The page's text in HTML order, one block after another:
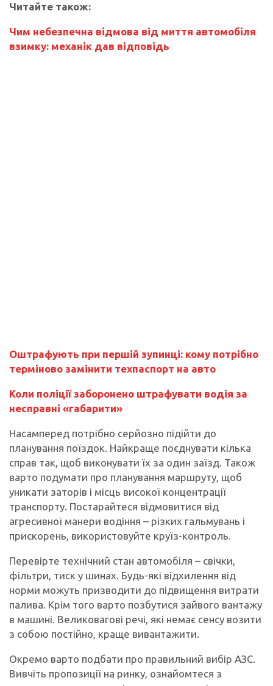
Читайте також:
Чим небезпечна відмова від миття автомобіля
взимку: механік дав відповідь
Оштрафують при першій зупинці: кому потрібно
терміново замінити техпаспорт на авто
Коли поліції заборонено штрафувати водія за
несправні «габарити»
Насамперед потрібно серйозно підійти до
планування поїздок. Найкраще поєднувати кілька
справ так, щоб виконувати їх за один заїзд. Також
варто подумати про планування маршруту, щоб
уникати заторів і місць високої концентрації
транспорту. Постарайтеся відмовитися від
агресивної манери водіння – різких гальмувань і
прискорень, використовуйте круїз-контроль.
Перевірте технічний стан автомобіля – свічки,
фільтри, тиск у шинах. Будь-які відхилення від
норми можуть призводити до підвищення витрати
палива. Крім того варто позбутися зайвого вантажу
в машині. Великовагові речі, які немає сенсу возити
з собою постійно, краще вивантажити.
Окремо варто подбати про правильний вибір АЗС.
Вивчіть пропозиції на ринку, ознайомтеся з